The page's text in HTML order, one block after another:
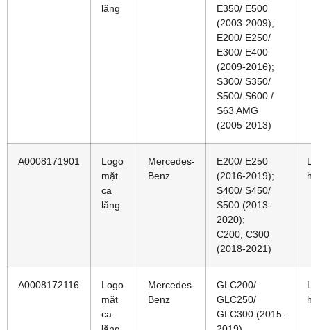
lăng
E350/ E500
(2003-2009);
E200/ E250/
E300/ E400
(2009-2016);
S300/ S350/
S500/ S600 /
S63 AMG
(2005-2013)
A0008171901
Logo
mặt
ca
lăng
Mercedes-
Benz
E200/ E250
(2016-2019);
S400/ S450/
S500 (2013-
2020);
C200, C300
(2018-2021)
A0008172116
Logo
mặt
ca
Mercedes-
Benz
GLC200/
GLC250/
GLC300 (2015-